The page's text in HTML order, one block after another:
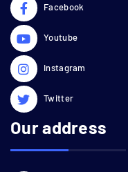
Facebook
Youtube
Instagram
Twitter
Our address